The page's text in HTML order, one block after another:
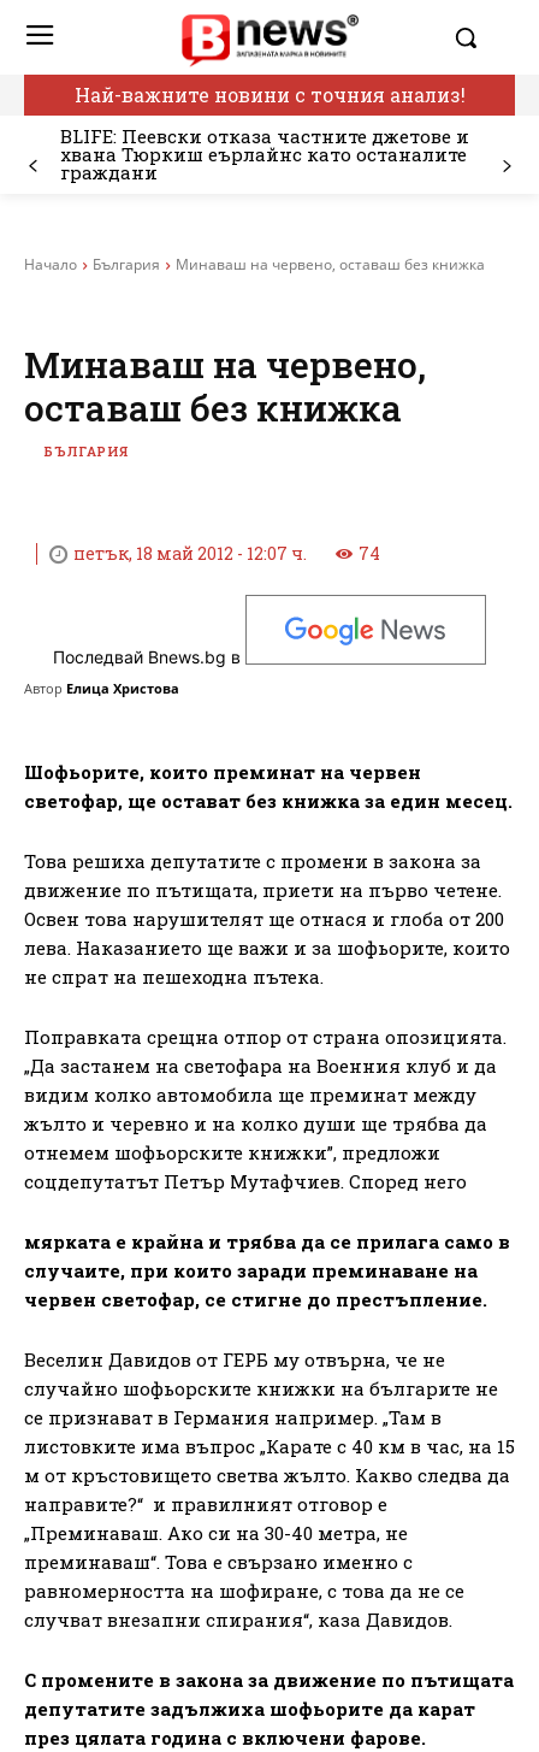
Най-важните новини с точния анализ!
BLIFE: Пеевски отказа частните джетове и
хвана Тюркиш еърлайнс като останалите
граждани
Начало България Минаваш на червено, оставаш без книжка
Минаваш на червено,
оставаш без книжка
БЪЛГАРИЯ
петък, 18 май 2012 - 12:07 ч. 74
Последвай Bnews.bg в
Автор Елица Христова
Шофьорите, които преминат на червен
светофар, ще остават без книжка за един месец.
Това решиха депутатите с промени в закона за
движение по пътищата, приети на първо четене.
Освен това нарушителят ще отнася и глоба от 200
лева. Наказанието ще важи и за шофьорите, които
не спрат на пешеходна пътека.
Поправката срещна отпор от страна опозицията.
„Да застанем на светофара на Военния клуб и да
видим колко автомобила ще преминат между
жълто и черевно и на колко души ще трябва да
отнемем шофьорските книжки”, предложи
соцдепутатът Петър Мутафчиев. Според него
мярката е крайна и трябва да се прилага само в
случаите, при които заради преминаване на
червен светофар, се стигне до престъпление.
Веселин Давидов от ГЕРБ му отвърна, че не
случайно шофьорските книжки на българите не
се признават в Германия например. „Там в
листовките има въпрос „Карате с 40 км в час, на 15
м от кръстовището светва жълто. Какво следва да
направите?“ и правилният отговор е
„Преминаваш. Ако си на 30-40 метра, не
преминаваш“. Това е свързано именно с
равномерността на шофиране, с това да не се
случват внезапни спирания“, каза Давидов.
С промените в закона за движение по пътищата
депутатите задължиха шофьорите да карат
през цялата година с включени фарове.